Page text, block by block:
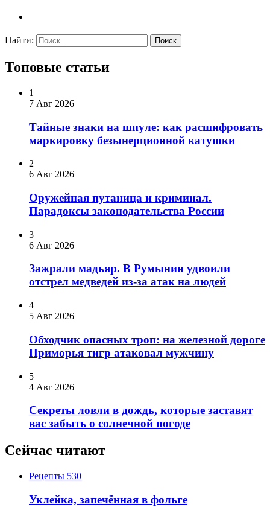
Найти:
Топовые статьи
1
7 Авг 2026
Тайные знаки на шпуле: как расшифровать
маркировку безынерционной катушки
2
6 Авг 2026
Оружейная путаница и криминал.
Парадоксы законодательства России
3
6 Авг 2026
Зажрали мадьяр. В Румынии удвоили
отстрел медведей из-за атак на людей
4
5 Авг 2026
Обходчик опасных троп: на железной дороге
Приморья тигр атаковал мужчину
5
4 Авг 2026
Секреты ловли в дождь, которые заставят
вас забыть о солнечной погоде
Сейчас читают
Рецепты 530
Уклейка, запечённая в фольге